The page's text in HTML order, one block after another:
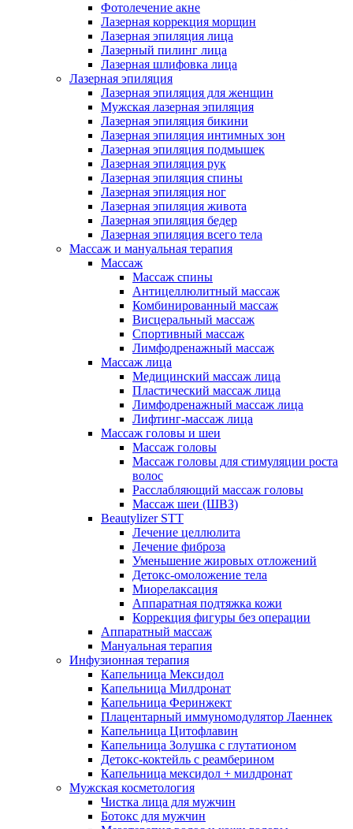
Фотолечение акне
Лазерная коррекция морщин
Лазерная эпиляция лица
Лазерный пилинг лица
Лазерная шлифовка лица
Лазерная эпиляция
Лазерная эпиляция для женщин
Мужская лазерная эпиляция
Лазерная эпиляция бикини
Лазерная эпиляция интимных зон
Лазерная эпиляция подмышек
Лазерная эпиляция рук
Лазерная эпиляция спины
Лазерная эпиляция ног
Лазерная эпиляция живота
Лазерная эпиляция бедер
Лазерная эпиляция всего тела
Массаж и мануальная терапия
Массаж
Массаж спины
Антицеллюлитный массаж
Комбинированный массаж
Висцеральный массаж
Спортивный массаж
Лимфодренажный массаж
Массаж лица
Медицинский массаж лица
Пластический массаж лица
Лимфодренажный массаж лица
Лифтинг-массаж лица
Массаж головы и шеи
Массаж головы
Массаж головы для стимуляции роста
волос
Расслабляющий массаж головы
Массаж шеи (ШВЗ)
Beautylizer STT
Лечение целлюлита
Лечение фиброза
Уменьшение жировых отложений
Детокс-омоложение тела
Миорелаксация
Аппаратная подтяжка кожи
Коррекция фигуры без операции
Аппаратный массаж
Мануальная терапия
Инфузионная терапия
Капельница Мексидол
Капельница Милдронат
Капельница Феринжект
Плацентарный иммуномодулятор Лаеннек
Капельница Цитофлавин
Капельница Золушка с глутатионом
Детокс-коктейль с реамберином
Капельница мексидол + милдронат
Мужская косметология
Чистка лица для мужчин
Ботокс для мужчин